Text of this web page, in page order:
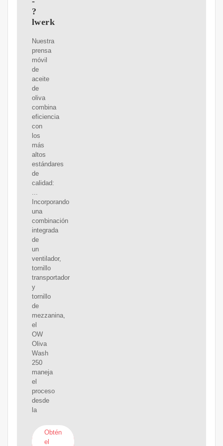
?
lwerk
Nuestra
prensa
móvil
de
aceite
de
oliva
combina
eficiencia
con
los
más
altos
estándares
de
calidad:
...
Incorporando
una
combinación
integrada
de
un
ventilador,
tornillo
transportador
y
tornillo
de
mezzanina,
el
OW
Oliva
Wash
250
maneja
el
proceso
desde
la
Obtén
el